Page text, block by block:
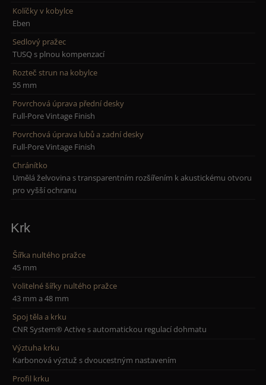
Kolíčky v kobylce
Eben
Sedlový pražec
TUSQ s plnou kompenzací
Rozteč strun na kobylce
55 mm
Povrchová úprava přední desky
Full-Pore Vintage Finish
Povrchová úprava lubů a zadní desky
Full-Pore Vintage Finish
Chránítko
Umělá želvovina s transparentním rozšířením k akustickému otvoru
pro vyšší ochranu
Krk
Šířka nultého pražce
45 mm
Volitelné šířky nultého pražce
43 mm a 48 mm
Spoj těla a krku
CNR System® Active s automatickou regulací dohmatu
Výztuha krku
Karbonová výztuž s dvoucestným nastavením
Profil krku